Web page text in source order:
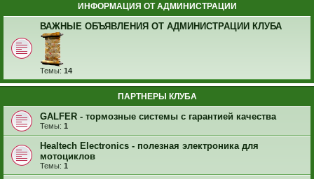
ИНФОРМАЦИЯ ОТ АДМИНИСТРАЦИИ
ВАЖНЫЕ ОБЪЯВЛЕНИЯ ОТ АДМИНИСТРАЦИИ КЛУБА
Темы: 14
ПАРТНЕРЫ КЛУБА
GALFER - тормозные системы с гарантией качества
Темы: 1
Healtech Electronics - полезная электроника для
мотоциклов
Темы: 1